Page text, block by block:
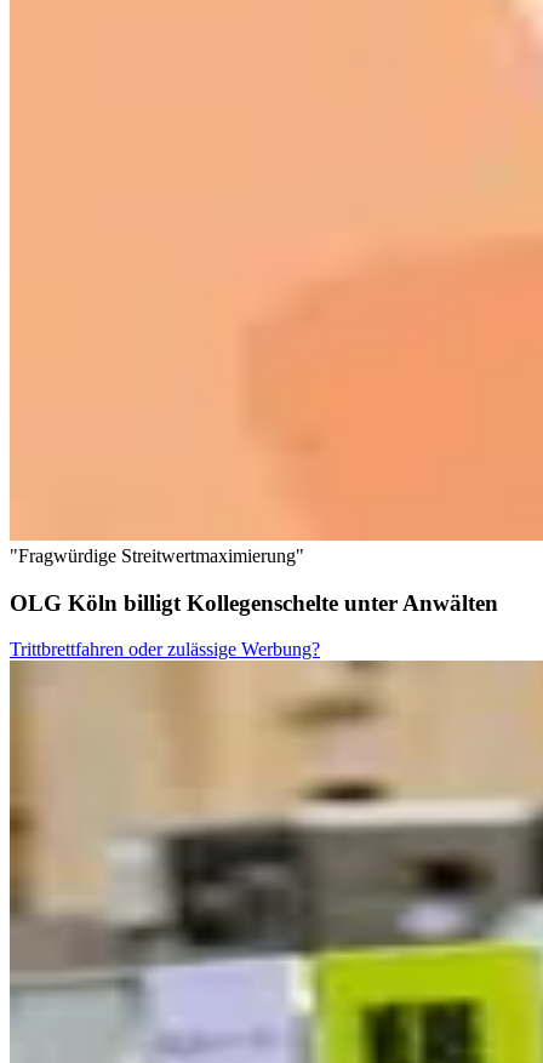
"Fragwürdige Streitwertmaximierung"
OLG Köln billigt Kollegenschelte unter Anwälten
Trittbrettfahren oder zulässige Werbung?